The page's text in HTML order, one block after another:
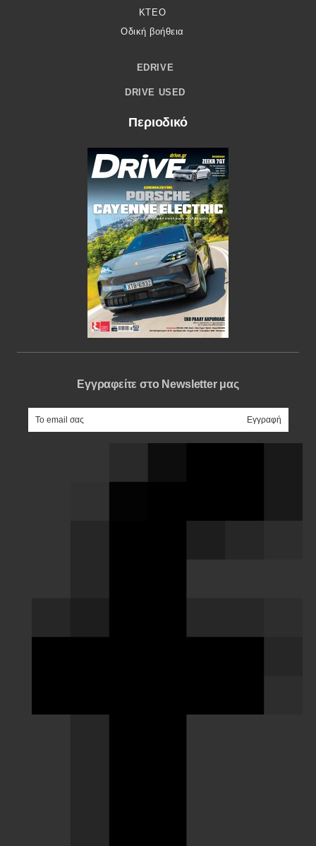
ΚΤΕΟ
Οδική βοήθεια
EDRIVE
DRIVE USED
Περιοδικό
Εγγραφείτε στο Newsletter μας
e-mail